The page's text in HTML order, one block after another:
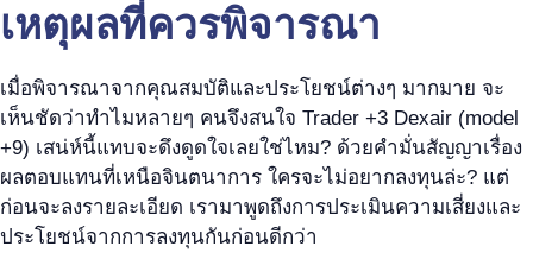
เหตุผลที่ควรพิจารณา
เมื่อพิจารณาจากคุณสมบัติและประโยชน์ต่างๆ มากมาย จะ
เห็นชัดว่าทำไมหลายๆ คนจึงสนใจ Trader +3 Dexair (model
+9) เสน่ห์นี้แทบจะดึงดูดใจเลยใช่ไหม? ด้วยคำมั่นสัญญาเรื่อง
ผลตอบแทนที่เหนือจินตนาการ ใครจะไม่อยากลงทุนล่ะ? แต่
ก่อนจะลงรายละเอียด เรามาพูดถึงการประเมินความเสี่ยงและ
ประโยชน์จากการลงทุนกันก่อนดีกว่า